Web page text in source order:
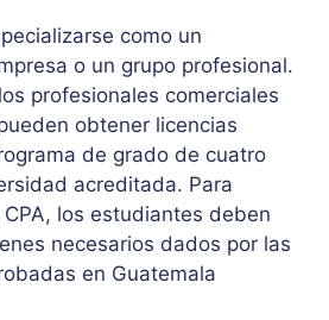
como un
o un grupo profesional.
profesionales comerciales
obtener licencias
de grado de cuatro
acreditada. Para
los estudiantes deben
necesarios dados por las
en Guatemala